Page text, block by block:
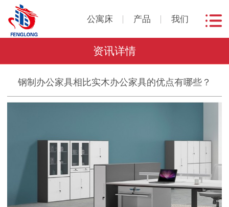
公寓床 产品 我们
资讯详情
钢制办公家具相比实木办公家具的优点有哪些？